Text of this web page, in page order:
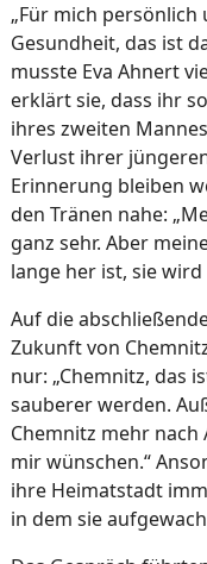
„Für mich
Gesundheit, das ist
musste Eva Ahnert
erklärt sie, dass ihr
ihres zweiten
Verlust ihrer
Erinnerung bleiben
den Tränen nahe:
ganz sehr. Aber
lange her ist, sie
Auf die
Zukunft von
nur: „Chemnitz, das
sauberer werden.
Chemnitz mehr
mir wünschen.“
ihre Heimatstadt
in dem sie